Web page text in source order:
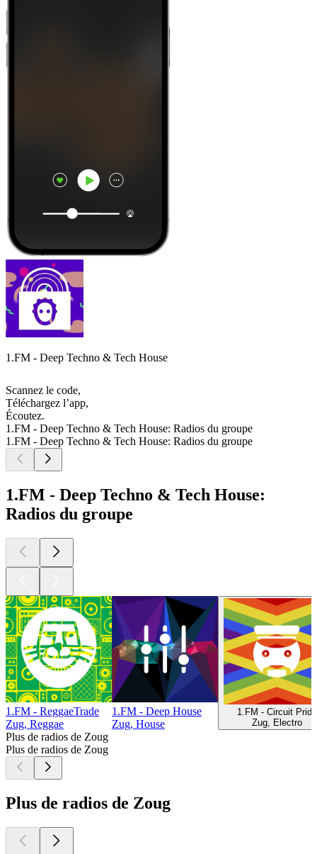
1.FM - Deep Techno & Tech House
Scannez le code,
Téléchargez l’app,
Écoutez.
1.FM - Deep Techno & Tech House: Radios du groupe
1.FM - Deep Techno & Tech House: Radios du groupe
1.FM - Deep Techno & Tech House:
Radios du groupe
1.FM - ReggaeTrade
Zug, Reggae
1.FM - Deep House
Zug, House
1.FM - Circuit Pride
Zug, Electro
Plus de radios de Zoug
Plus de radios de Zoug
Plus de radios de Zoug